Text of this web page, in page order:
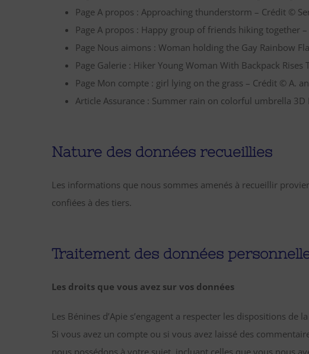
Page A propos : Approaching thunderstorm – Crédit ©
Page A propos : Happy group of friends hiking together
Page Nous aimons : Woman holding the Gay Rainbow
Page Galerie : Hiker Young Woman With Backpack
Page Mon compte : girl lying on the grass – Crédit © A.
Article Assurance : Summer rain on colorful umbrella
Nature des données recueillies
Les informations que nous sommes amenés à recueillir
confiées à des tiers.
Traitement des données
Les droits que vous avez sur vos données
Les Bénines d’Apie s’engagent a respecter les dispositions
Si vous avez un compte ou si vous avez laissé des
nous possédons à votre sujet, incluant celles que vous nous